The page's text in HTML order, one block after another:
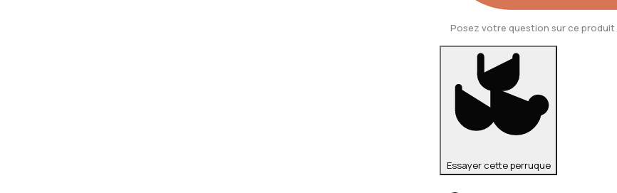
Essayer cette perruque